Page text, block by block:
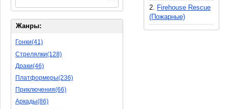
2.
Firehouse Rescue
(Пожарные)
Жанры:
Гонки(41)
Стрелялки(128)
Драки(46)
Платформеры(236)
Приключения(66)
Аркады(86)